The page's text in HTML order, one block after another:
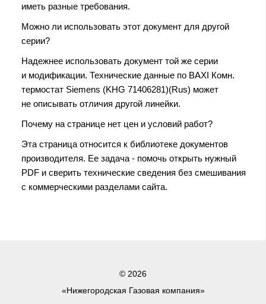
иметь разные требования.
Можно ли использовать этот документ для другой
серии?
Надежнее использовать документ той же серии
и модификации. Технические данные по BAXI Комн.
термостат Siemens (KHG 71406281)(Rus) может
не описывать отличия другой линейки.
Почему на странице нет цен и условий работ?
Эта страница относится к библиотеке документов
производителя. Ее задача - помочь открыть нужный
PDF и сверить технические сведения без смешивания
с коммерческими разделами сайта.
© 2026
«Нижегородская Газовая компания»